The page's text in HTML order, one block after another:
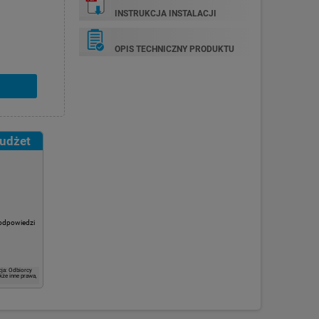
Odbiorcy
inne prawa,
INSTRUKCJA INSTALACJI
OPIS TECHNICZNY PRODUKTU